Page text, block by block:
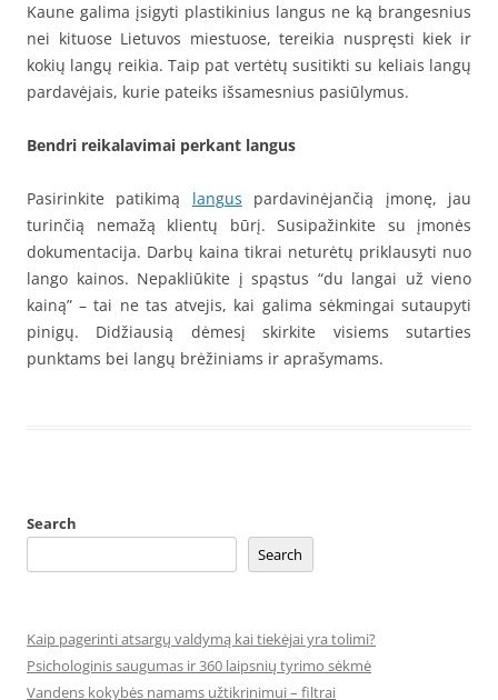
Kaune galima įsigyti plastikinius langus ne ką brangesnius
nei kituose Lietuvos miestuose, tereikia nuspręsti kiek ir
kokių langų reikia. Taip pat vertėtų susitikti su keliais langų
pardavėjais, kurie pateiks išsamesnius pasiūlymus.
Bendri reikalavimai perkant langus
Pasirinkite patikimą langus pardavinėjančią įmonę, jau
turinčią nemažą klientų būrį. Susipažinkite su įmonės
dokumentacija. Darbų kaina tikrai neturėtų priklausyti nuo
lango kainos. Nepakliūkite į spąstus “du langai už vieno
kainą” – tai ne tas atvejis, kai galima sėkmingai sutaupyti
pinigų.
Didžiausią dėmesį skirkite visiems sutarties
punktams bei langų brėžiniams ir aprašymams.
Search
Search
Kaip pagerinti atsargų valdymą kai tiekėjai yra tolimi?
Psichologinis saugumas ir 360 laipsnių tyrimo sėkmė
Vandens kokybės namams užtikrinimui – filtrai